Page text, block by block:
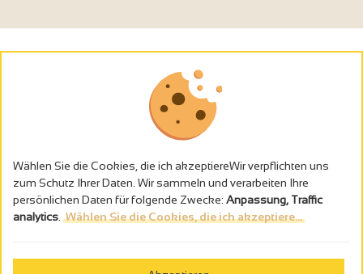
Alkoholmissbrauch ist gefährlich für die Gesundheit - trinken Sie in
Wählen Sie die Cookies, die ich akzeptiereWir verpflichten uns
zum Schutz Ihrer Daten. Wir sammeln und verarbeiten Ihre
persönlichen Daten für folgende Zwecke: Anpassung, Traffic
analytics Wählen Sie die Cookies, die ich akzeptiere...